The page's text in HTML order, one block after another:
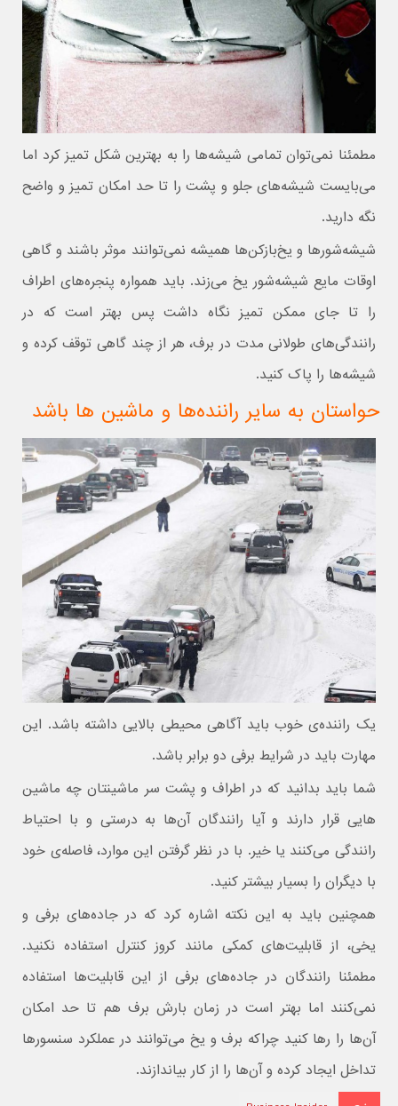
مطمئنا نمی‌توان تمامی شیشه‌ها را به بهترین شکل تمیز کرد اما
می‌بایست شیشه‌های جلو و پشت را تا حد امکان تمیز و واضح
نگه دارید.
شیشه‌شورها و یخ‌باز‌کن‌ها همیشه نمی‌توانند موثر باشند و گاهی
اوقات مایع شیشه‌شور یخ می‌زند. باید همواره پنجره‌های اطراف
را تا جای ممکن تمیز نگاه داشت پس بهتر است که در
رانندگی‌های طولانی مدت در برف، هر از چند گاهی توقف کرده و
شیشه‌ها را پاک کنید.
حواستان به سایر راننده‌ها و ماشین ها باشد
یک راننده‌ی خوب باید آگاهی محیطی بالایی داشته باشد. این
مهارت باید در شرایط برفی دو برابر باشد.
شما باید بدانید که در اطراف و پشت سر ماشینتان چه ماشین
هایی قرار دارند و آیا رانندگان آن‌ها به درستی و با احتیاط
رانندگی می‌کنند یا خیر. با در نظر گرفتن این موارد، فاصله‌ی خود
با دیگران را بسیار بیشتر کنید.
همچنین باید به این نکته اشاره کرد که در جاده‌های برفی و
یخی، از قابلیت‌های کمکی مانند کروز کنترل استفاده نکنید.
مطمئنا رانندگان در جاده‌های برفی از این قابلیت‌ها استفاده
نمی‌کنند اما بهتر است در زمان بارش برف هم تا حد امکان
آن‌ها را رها کنید چراکه برف و یخ می‌توانند در عملکرد سنسورها
تداخل ایجاد کرده و آن‌ها را از کار بیاندازند.